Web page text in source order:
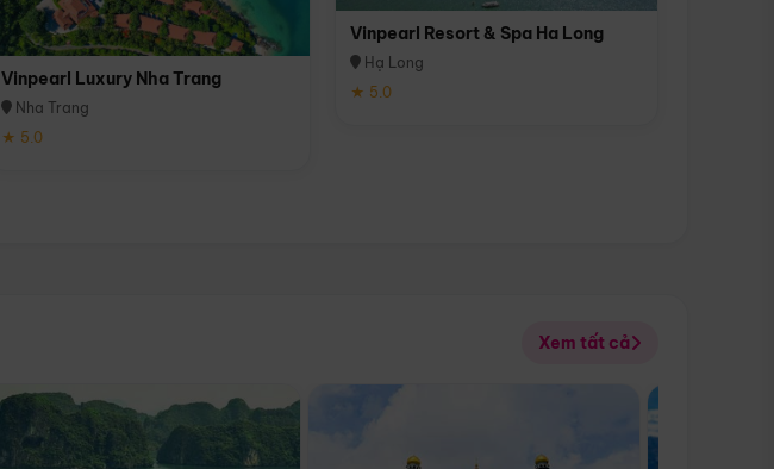
Vinpearl Luxury Nha Trang
Nha Trang
★ 5.0
Vinpearl Resort & Spa Ha Long
Hạ Long
★ 5.0
Xem tất cả